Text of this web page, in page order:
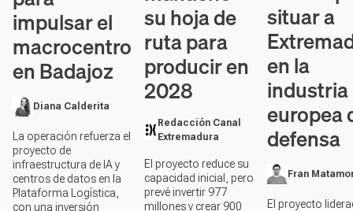
impulsar el
macrocentro
en Badajoz
Diana Calderita
La operación refuerza el
proyecto de
infraestructura de IA y
centros de datos en la
Plataforma Logística,
con una inversión
su hoja de
ruta para
producir en
2028
Redacción Canal
Extremadura
El proyecto reduce su
capacidad inicial, pero
prevé invertir 977
millones y crear 900
situar a
en la
industria
europea
defensa
Fran
El proyecto